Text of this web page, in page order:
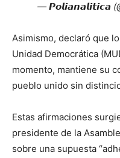
— 𝙋𝙤𝙡𝙞𝙖𝙣𝙖𝙡𝙞𝙩𝙞𝙘𝙖
Asimismo, declaró que
Unidad Democrática
momento, mantiene su
pueblo unido sin
Estas afirmaciones
presidente de la
sobre una supuesta